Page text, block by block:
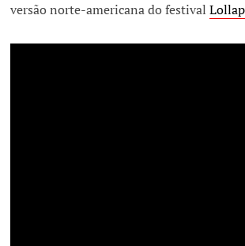
versão norte-americana do festival